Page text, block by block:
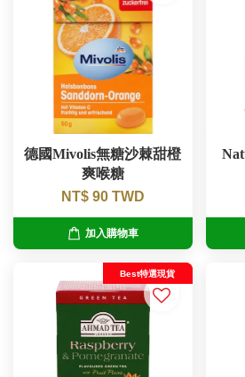
德國Mivolis無糖沙棘甜橙
爽喉糖
NT$ 90 TWD
加入購物車
Best特選現貨